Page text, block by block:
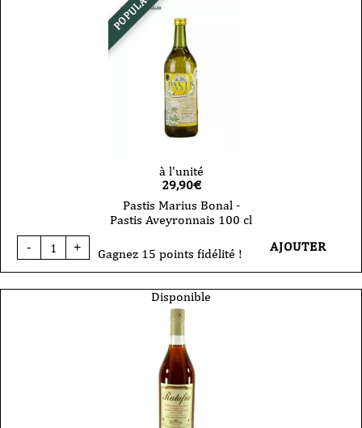
à l'unité
29,90€
Pastis Marius Bonal -
Pastis Aveyronnais 100 cl
-
quantité
de
Bonal
+ Gagnez 15 points fidélité ! AJOUTER
Disponible